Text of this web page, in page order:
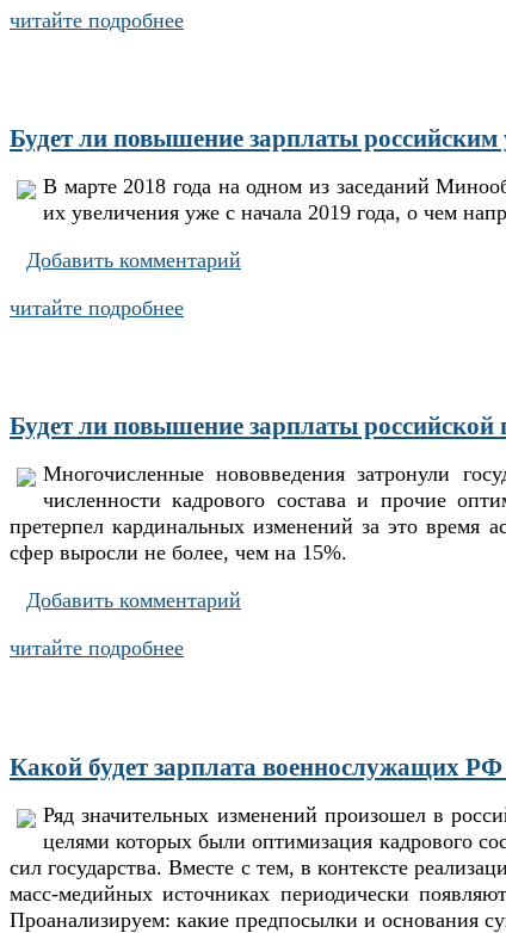
читайте подробнее
Будет ли повышение зарплаты российским
В марте 2018 года на одном из заседаний
их увеличения уже с начала 2019 года, о чем
Добавить комментарий
читайте подробнее
Будет ли повышение зарплаты российской
Многочисленные нововведения затронули
численности кадрового состава и прочие
претерпел кардинальных изменений за это время
сфер выросли не более, чем на 15%.
Добавить комментарий
читайте подробнее
Какой будет зарплата военнослужащих РФ
Ряд значительных изменений произошел в
целями которых были оптимизация кадрового
сил государства. Вместе с тем, в контексте
масс-медийных источниках периодически
Проанализируем: какие предпосылки и основания